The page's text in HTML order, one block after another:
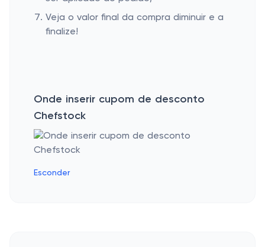
Veja o valor final da compra diminuir e a
finalize!
Onde inserir cupom de desconto
Chefstock
Esconder